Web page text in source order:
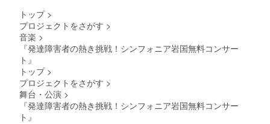
トップ >
プロジェクトをさがす >
音楽 >
『発達障害者の熱き挑戦！シンフォニア岩国無料コンサー
ト』
トップ >
プロジェクトをさがす >
舞台・公演 >
『発達障害者の熱き挑戦！シンフォニア岩国無料コンサー
ト』